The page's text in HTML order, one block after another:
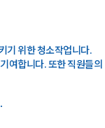
기 위한 청소작업니다.
여합니다. 또한 직원들의